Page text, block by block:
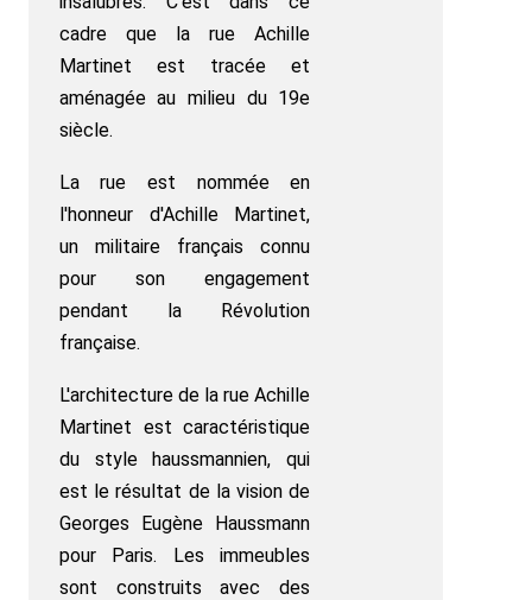
cadre que la rue Achille
Martinet est tracée et
aménagée au milieu du 19e
siècle.
La rue est nommée en
l'honneur d'Achille Martinet,
un militaire français connu
pour son engagement
pendant la Révolution
française.
L'architecture de la rue Achille
Martinet est caractéristique
du style haussmannien, qui
est le résultat de la vision de
Georges Eugène Haussmann
pour Paris. Les immeubles
sont construits avec des